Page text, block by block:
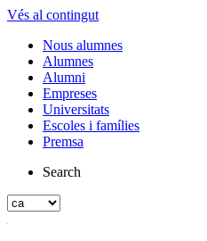
Vés al contingut
Nous alumnes
Alumnes
Alumni
Empreses
Universitats
Escoles i famílies
Premsa
Search